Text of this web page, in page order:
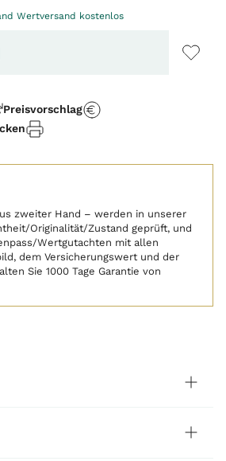
Wertversand kostenlos
Preisvorschlag
zweiter Hand – werden in unserer
Originalität/Zustand geprüft, und
Wertgutachten mit allen
dem Versicherungswert und der
Sie 1000 Tage Garantie von